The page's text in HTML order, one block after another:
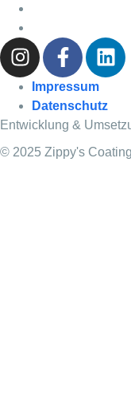
Impressum
Datenschutz
Entwicklung &
© 2025 Zippy's